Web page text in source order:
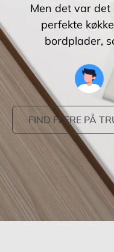
Men det var
perfekte
bordplader,
FIND FLERE PÅ